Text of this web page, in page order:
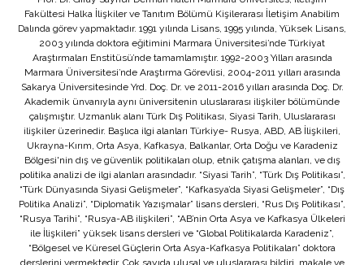
Fakültesi Halka İlişkiler ve Tanıtım Bölümü Kişilerarası İletişim Anabilim
Dalında görev yapmaktadır. 1991 yılında Lisans, 1995 yılında, Yüksek Lisans,
2003 yılında doktora eğitimini Marmara Üniversitesi’nde Türkiyat
Araştırmaları Enstitüsü’nde tamamlamıştır. 1992-2003 Yılları arasında
Marmara Üniversitesi’nde Araştırma Görevlisi, 2004-2011 yılları arasında
Sakarya Üniversitesinde Yrd. Doç. Dr. ve 2011-2016 yılları arasında Doç. Dr.
Akademik ünvanıyla aynı üniversitenin uluslararası ilişkiler bölümünde
çalışmıştır. Uzmanlık alanı Türk Dış Politikası, Siyasi Tarih, Uluslararası
ilişkiler üzerinedir. Başlıca ilgi alanları Türkiye- Rusya, ABD, AB İlişkileri,
Ukrayna-Kırım, Orta Asya, Kafkasya, Balkanlar, Orta Doğu ve Karadeniz
Bölgesi'nin dış ve güvenlik politikaları olup, etnik çatışma alanları, ve dış
politika analizi de ilgi alanları arasındadır. “Siyasi Tarih”, “Türk Dış Politikası”,
“Türk Dünyasında Siyasi Gelişmeler”, “Kafkasya’da Siyasi Gelişmeler”, “Dış
Politika Analizi”, “Diplomatik Yazışmalar” lisans dersleri, “Rus Dış Politikası”,
“Rusya Tarihi”, “Rusya-AB ilişkileri”, “AB’nin Orta Asya ve Kafkasya Ülkeleri
ile İlişkileri” yüksek lisans dersleri ve “Global Politikalarda Karadeniz”,
“Bölgesel ve Küresel Güçlerin Orta Asya-Kafkasya Politikaları” doktora
derslerini vermektedir. Çok sayıda ulusal ve uluslararası bildiri, makale ve